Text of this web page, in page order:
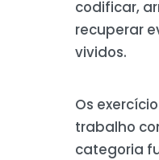
codificar,
recuperar
vividos.
Os
trabalho
categoria